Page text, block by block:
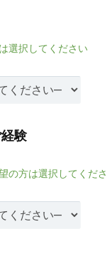
選択してください
験
の方は選択してくだ